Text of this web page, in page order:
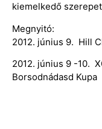
kiemelkedő
Megnyitó:
2012. június 9. Hill
2012. június 9 -10.
Borsodnádasd Kupa